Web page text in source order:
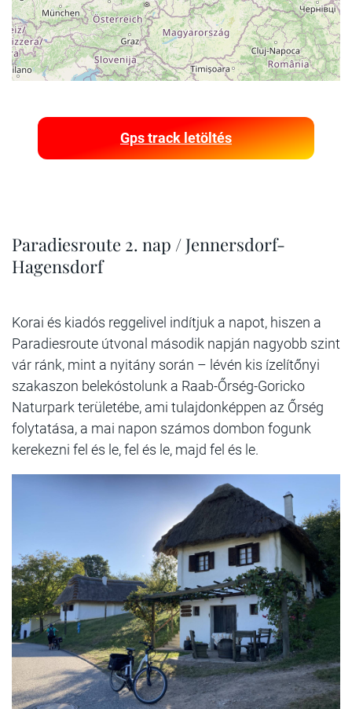
Gps track letöltés
Paradiesroute 2. nap / Jennersdorf-
Hagensdorf
Korai és kiadós reggelivel indítjuk a napot, hiszen a
Paradiesroute útvonal második napján nagyobb szint
vár ránk, mint a nyitány során – lévén kis ízelítőnyi
szakaszon belekóstolunk a Raab-Őrség-Goricko
Naturpark területébe, ami tulajdonképpen az Őrség
folytatása, a mai napon számos dombon fogunk
kerekezni fel és le, fel és le, majd fel és le.